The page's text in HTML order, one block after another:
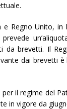
e Regno Unito,
da brevetti. Il
dai brevetti è
il regime del
in vigore da